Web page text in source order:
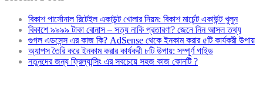
বিকাশ পার্সোনাল রিটেইল একাউন্ট খোলার নিয়ম: বিকাশ মার্চেন্ট একাউন্ট খুলুন
বিকাশে ৯৯৯৯ টাকা বোনাস – সত্য নাকি প্রতারণা? জেনে নিন আসল তথ্য
গুগল এডসেন্স এর কাজ কি? AdSense থেকে ইনকাম করার ৫টি কার্যকরী উপায়
অ্যাপস তৈরি করে ইনকাম করার কার্যকরী ৮টি উপায়: সম্পূর্ণ গাইড
নতুনদের জন্য ফ্রিল্যান্সিং এর সবচেয়ে সহজ কাজ কোনটি ?